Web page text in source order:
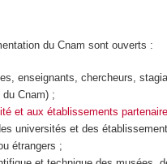
du Cnam sont ouverts :
enseignants, chercheurs,
du Cnam) ;
et aux établissements
universités et des
étrangers ;